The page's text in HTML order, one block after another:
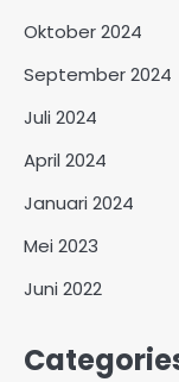
Oktober 2024
September 2024
Juli 2024
April 2024
Januari 2024
Mei 2023
Juni 2022